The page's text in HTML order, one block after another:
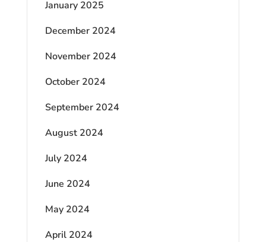
January 2025
December 2024
November 2024
October 2024
September 2024
August 2024
July 2024
June 2024
May 2024
April 2024